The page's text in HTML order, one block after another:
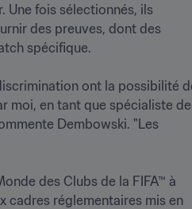
Une fois sélectionnés, ils
des preuves, dont des
spécifique.
ont la possibilité
moi, en tant que spécialiste
Dembowski. "Les
des Clubs de la FIFA™ à
cadres réglementaires mis en